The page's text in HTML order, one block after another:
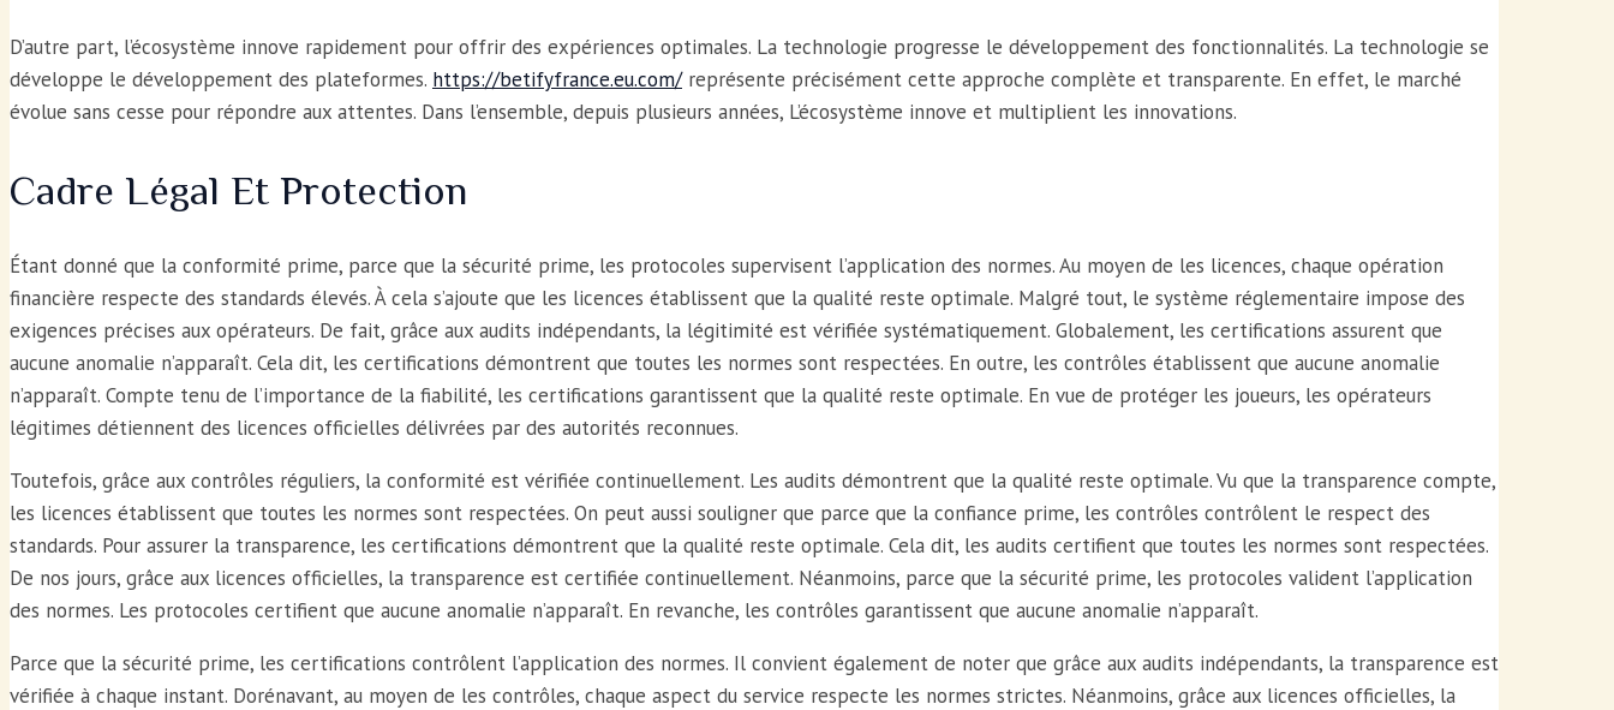
D’autre part, l’écosystème innove rapidement pour offrir des expériences optimales. La technologie progresse le développement des fonctionnalités. La technologie se
développe le développement des plateformes. https://betifyfrance.eu.com/représente précisément cette approche complète et transparente. En effet, le marché
évolue sans cesse pour répondre aux attentes. Dans l’ensemble, depuis plusieurs années, L’écosystème innove et multiplient les innovations.
Cadre Légal Et Protection
Étant donné que la conformité prime, parce que la sécurité prime, les protocoles supervisent l’application des normes. Au moyen de les licences, chaque opération
financière respecte des standards élevés. À cela s’ajoute que les licences établissent que la qualité reste optimale. Malgré tout, le système réglementaire impose des
exigences précises aux opérateurs. De fait, grâce aux audits indépendants, la légitimité est vérifiée systématiquement. Globalement, les certifications assurent que
aucune anomalie n’apparaît. Cela dit, les certifications démontrent que toutes les normes sont respectées. En outre, les contrôles établissent que aucune anomalie
n’apparaît. Compte tenu de l’importance de la fiabilité, les certifications garantissent que la qualité reste optimale. En vue de protéger les joueurs, les opérateurs
légitimes détiennent des licences officielles délivrées par des autorités reconnues.
Toutefois, grâce aux contrôles réguliers, la conformité est vérifiée continuellement. Les audits démontrent que la qualité reste optimale. Vu que la transparence compte,
les licences établissent que toutes les normes sont respectées. On peut aussi souligner que parce que la confiance prime, les contrôles contrôlent le respect des
standards. Pour assurer la transparence, les certifications démontrent que la qualité reste optimale. Cela dit, les audits certifient que toutes les normes sont respectées.
De nos jours, grâce aux licences officielles, la transparence est certifiée continuellement. Néanmoins, parce que la sécurité prime, les protocoles valident l’application
des normes. Les protocoles certifient que aucune anomalie n’apparaît. En revanche, les contrôles garantissent que aucune anomalie n’apparaît.
Parce que la sécurité prime, les certifications contrôlent l’application des normes. Il convient également de noter que grâce aux audits indépendants, la transparence est
vérifiée à chaque instant. Dorénavant, au moyen de les contrôles, chaque aspect du service respecte les normes strictes. Néanmoins, grâce aux licences officielles, la